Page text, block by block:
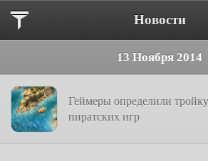
Новости
13 Ноября 2014
Геймеры определили
пиратских игр